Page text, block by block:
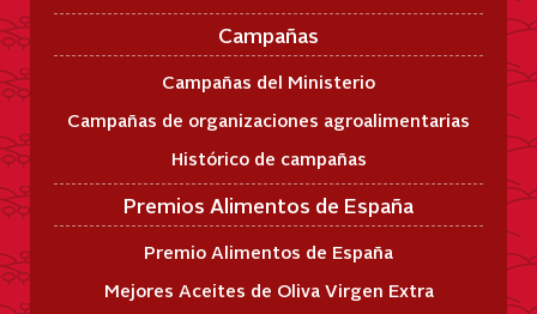
Campañas
Campañas del Ministerio
Campañas de organizaciones agroalimentarias
Histórico de campañas
Premios Alimentos de España
Premio Alimentos de España
Mejores Aceites de Oliva Virgen Extra